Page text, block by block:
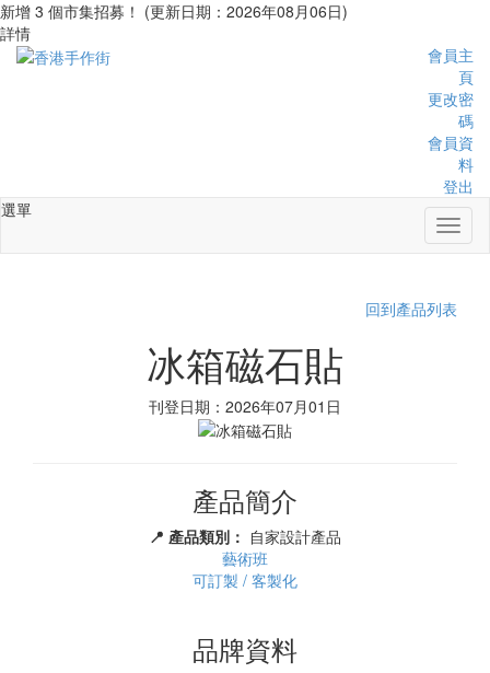
新增 3 個市集招募！ (更新日期：2026年08月06日)
詳情
會員主
頁
更改密
碼
會員資
料
登出
選單
回到產品列表
冰箱磁石貼
刊登日期：2026年07月01日
產品簡介
📍 產品類別： 自家設計產品
藝術班
可訂製 / 客製化
品牌資料